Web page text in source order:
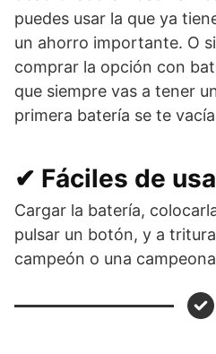
puedes usar la que ya
un ahorro importante. O
comprar la opción con
que siempre vas a tener
primera batería se te
✔ Fáciles de
Cargar la batería,
pulsar un botón, y a
campeón o una